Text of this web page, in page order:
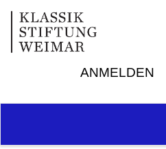
ANMELDEN